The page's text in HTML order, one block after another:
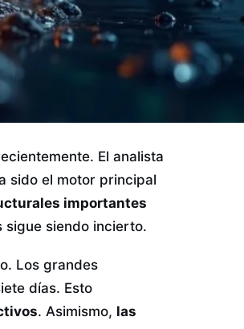
El analista
sido el motor principal
importantes
sigue siendo incierto.
Los grandes
días. Esto
. Asimismo, las